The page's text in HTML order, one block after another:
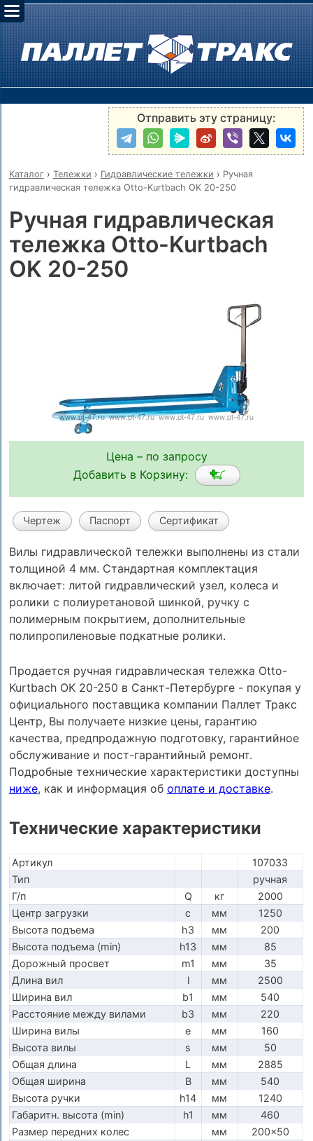
Отправить эту страницу:
Каталог› Тележки › Гидравлические тележки › Ручная
гидравлическая тележка Otto-Kurtbach OK 20-250
Ручная гидравлическая
тележка Otto-Kurtbach
OK 20-250
Цена – по запросу
Добавить в Корзину:
Чертеж Паспорт Сертификат
Вилы гидравлической тележки выполнены из стали
толщиной 4 мм. Стандартная комплектация
включает: литой гидравлический узел, колеса и
ролики с полиуретановой шинкой, ручку с
полимерным покрытием, дополнительные
полипропиленовые подкатные ролики.
Продается ручная гидравлическая тележка Otto-
Kurtbach OK 20-250 в Санкт-Петербурге - покупая у
официального поставщика компании Паллет Тракс
Центр, Вы получаете низкие цены, гарантию
качества, предпродажную подготовку, гарантийное
обслуживание и пост-гарантийный ремонт.
Подробные технические характеристики доступны
ниже, как и информация об оплате и доставке.
Технические характеристики
Артикул
107033
Тип
ручная
Г/п
Q кг
2000
Центр загрузки
c мм
1250
Высота подъема
h3 мм
200
Высота подъема (min)
h13 мм
85
Дорожный просвет
m1 мм
35
Длина вил
l мм
2500
Ширина вил
b1 мм
540
Расстояние между вилами
b3 мм
220
Ширина вилы
e мм
160
Высота вилы
s мм
50
Общая длина
L мм
2885
Общая ширина
B мм
540
Высота ручки
h14 мм
1240
Габаритн. высота (min)
h1 мм
460
Размер передних колес
мм
200x50